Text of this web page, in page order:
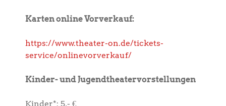
Karten online Vorverkauf:
https://www.theater-on.de/tickets-
service/onlinevorverkauf/
Kinder- und Jugendtheatervorstellungen
Kinder*: 5,- €